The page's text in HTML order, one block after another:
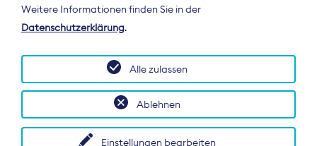
Zeitungsverleger (BDZV) vertritt als
Spitzenorganisation die Interessen der
Deutschland und auf EU-Ebene.
Weitere Informationen finden Sie in der
Datenschutzerklärung.
Einstellungen bearbeiten
Ablehnen
Alle zulassen